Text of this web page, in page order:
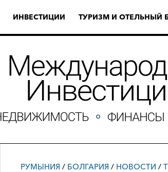
ИНВЕСТИЦИИ ТУРИЗМ И ОТЕЛЬНЫЙ
РУМЫНИЯ / БОЛГАРИЯ / НОВОСТИ /